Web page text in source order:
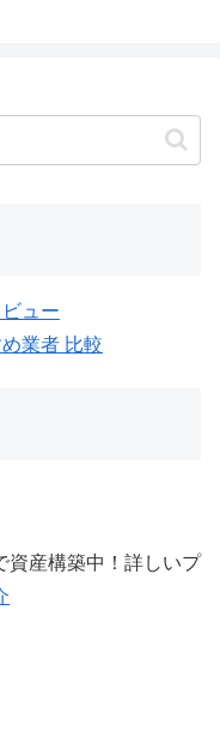
ュー
業者 比較
資産構築中！詳しいプ